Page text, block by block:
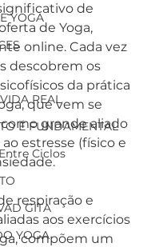
YOGA
REAL
É FUNDAMENTAL
Ciclos
GITA
YOGA
de
de Yoga,
online. Cada vez
descobrem os
da prática
que vem se
grande aliado
estresse (físico e
respiração e
aos exercícios
compõem um